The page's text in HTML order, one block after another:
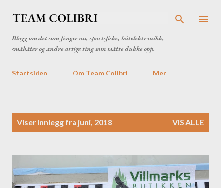
Blogg om det som fenger oss, sportsfiske, båtelektronikk,
småbåter og andre artige ting som måtte dukke opp.
Startsiden Om Team Colibri Mer…
Viser innlegg fra juni, 2018 VIS ALLE